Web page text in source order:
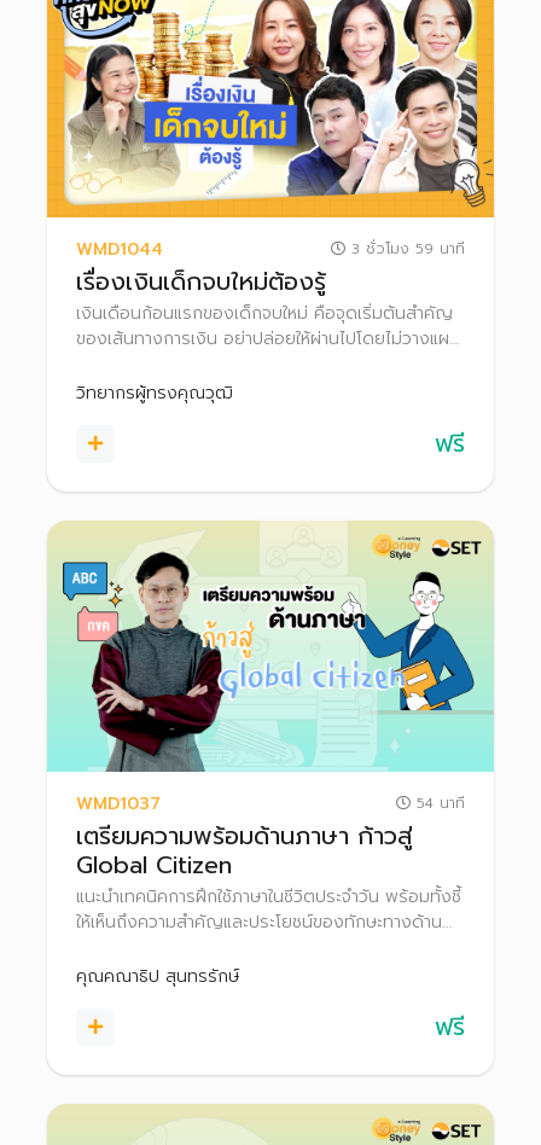
WMD1044 3 ชั่วโมง 59 นาที
เรื่องเงินเด็กจบใหม่ต้องรู้
เงินเดือนก้อนแรกของเด็กจบใหม่ คือจุดเริ่มต้นสำคัญ
ของเส้นทางการเงิน อย่าปล่อยให้ผ่านไปโดยไม่วางแผน
ให้เงินเติบโต และยังรับความเสี่ยงได้สูง
วิทยากรผู้ทรงคุณวุฒิ
ฟรี
WMD1037 54 นาที
เตรียมความพร้อมด้านภาษา ก้าวสู่
Global Citizen
แนะนำเทคนิคการฝึกใช้ภาษาในชีวิตประจำวัน พร้อมทั้งชี้
ให้เห็นถึงความสำคัญและประโยชน์ของทักษะทางด้าน
วางแผนการเงินเพื่อให้บรรลุเป้าหมายชีวิตในระยะต่าง ๆ
คุณคณาธิป สุนทรรักษ์
ฟรี